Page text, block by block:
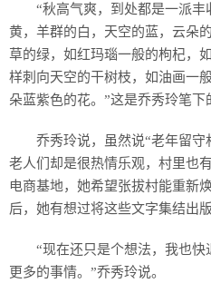
“秋高气爽，到处都是一派
黄，羊群的白，天空的蓝，云朵
草的绿，如红玛瑙一般的枸杞，
样刺向天空的干树枝，如油画一
朵蓝紫色的花。”这是乔秀玲笔下
乔秀玲说，虽然说“老年留
老人们却是很热情乐观，村里也
电商基地，她希望张拔村能重新
后，她有想过将这些文字集结出
“现在还只是个想法，我也
更多的事情。”乔秀玲说。